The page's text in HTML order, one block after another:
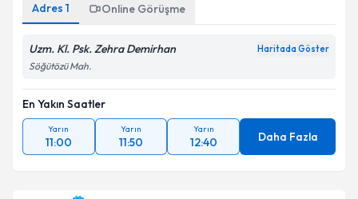
Adres 1 Online Görüşme
Uzm. Kl. Psk. Zehra Demirhan Haritada Göster
Söğütözü Mah.
En Yakın Saatler
Yarın
11:00
Yarın
11:50
Yarın
12:40 Daha Fazla